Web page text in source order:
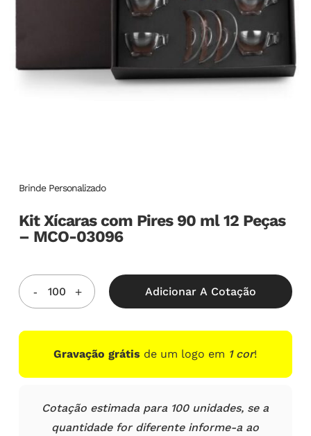
Brinde Personalizado
Kit Xícaras com Pires 90 ml 12 Peças
– MCO-03096
Adicionar A Cotação
Gravação grátis de um logo em 1 cor!
Cotação estimada para 100 unidades, se a
quantidade for diferente informe-a ao